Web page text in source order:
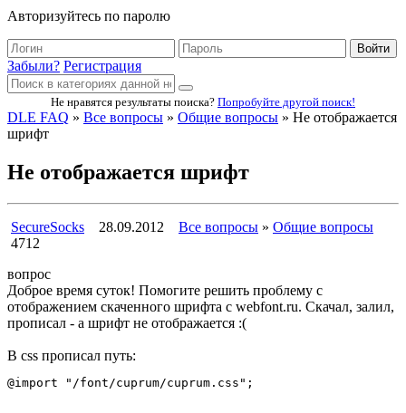
Авторизуйтесь по паролю
Войти
Забыли? Регистрация
Не нравятся результаты поиска? Попробуйте другой поиск!
DLE FAQ » Все вопросы » Общие вопросы » Не отображается
шрифт
Не отображается шрифт
SecureSocks 28.09.2012 Все вопросы » Общие вопросы
4712
вопрос
Доброе время суток! Помогите решить проблему с
отображением скаченного шрифта с webfont.ru. Скачал, залил,
прописал - а шрифт не отображается :(
В css прописал путь:
@import "/font/cuprum/cuprum.css";